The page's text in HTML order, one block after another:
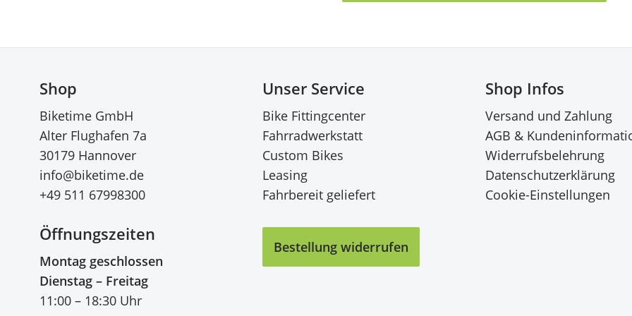
Shop
Biketime GmbH
Alter Flughafen 7a
30179 Hannover
info@biketime.de
+49 511 67998300
Öffnungszeiten
Montag geschlossen
Dienstag – Freitag
11:00 – 18:30 Uhr
Unser Service
Bike Fittingcenter
Fahrradwerkstatt
Custom Bikes
Leasing
Fahrbereit geliefert
Shop Infos
Versand und Zahlung
AGB &
Widerrufsbelehrung
Datenschutzerklärung
Cookie-Einstellungen
Bestellung widerrufen